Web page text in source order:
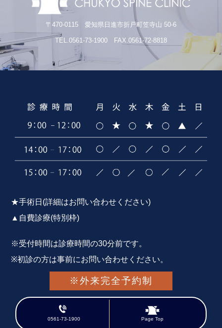
〒470-0115 愛知県日進市折戸町笠寺山 50-6
TEL.0561-73-1900 FAX.0561-72-8818
★手術日(詳細はお問い合わせください)
▲自費診療(特別枠)
※受付時間は診療時間の30分前です。
※初診の方は事前にお問い合わせください。
※外来完全予約制
0561-73-1900 Page Top